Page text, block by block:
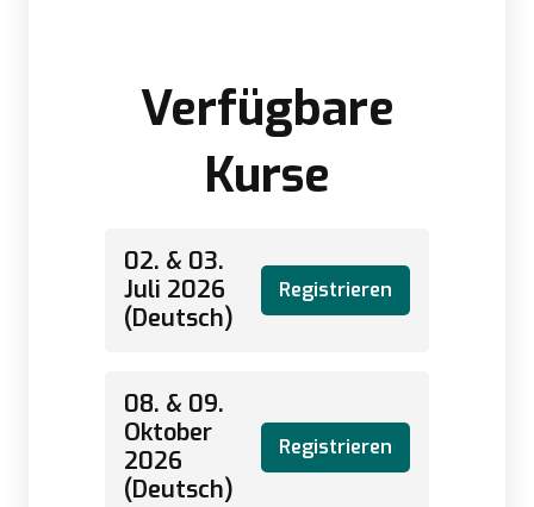
Verfügbare
Kurse
02. & 03.
Juli 2026
(Deutsch)
Registrieren
08. & 09.
Oktober
2026
(Deutsch)
Registrieren